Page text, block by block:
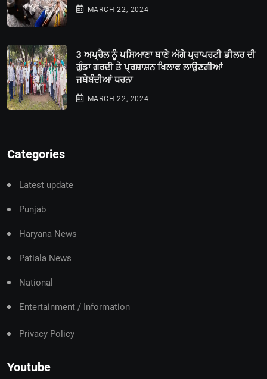
MARCH 22, 2024
3 ਅਪ੍ਰੈਲ ਨੂੰ ਪਸਿਆਣਾ ਥਾਣੇ ਅੱਗੇ ਪ੍ਰਾਪਰਟੀ ਡੀਲਰ ਦੀ
ਗੁੰਡਾ ਗਰਦੀ ਤੇ ਪ੍ਰਸ਼ਾਸ਼ਨ ਖਿਲਾਫ ਲਾਉਣਗੀਆਂ
ਜਥੇਬੰਦੀਆਂ ਧਰਨਾ
MARCH 22, 2024
Categories
Latest update
Punjab
Haryana News
Patiala News
National
Entertainment / Information
Privacy Policy
Youtube